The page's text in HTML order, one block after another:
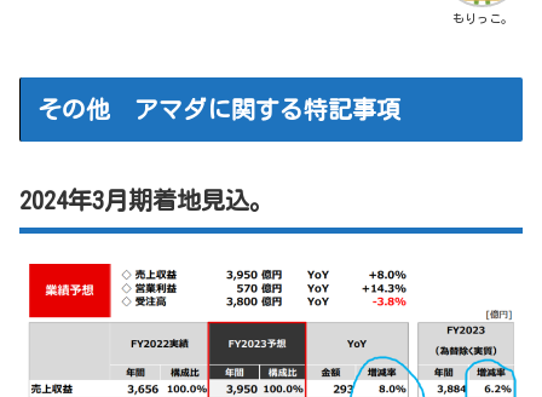
もりっこ。
その他 アマダに関する特記事項
2024年3月期着地見込。